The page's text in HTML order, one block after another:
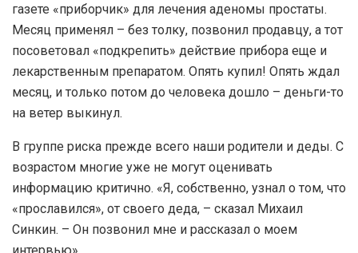
газете «приборчик» для лечения аденомы простаты.
Месяц применял – без толку, позвонил продавцу, а тот
посоветовал «подкрепить» действие прибора еще и
лекарственным препаратом. Опять купил! Опять ждал
месяц, и только потом до человека дошло – деньги-то
на ветер выкинул.
В группе риска прежде всего наши родители и деды. С
возрастом многие уже не могут оценивать
информацию критично. «Я, собственно, узнал о том, что
«прославился», от своего деда, – сказал Михаил
Синкин. – Он позвонил мне и рассказал о моем